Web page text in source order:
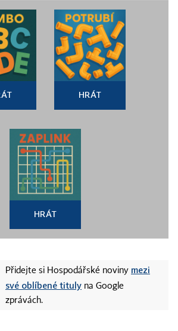
HRÁT
HRÁT
Přidejte si Hospodářské noviny mezi
své oblíbené tituly na Google
zprávách.